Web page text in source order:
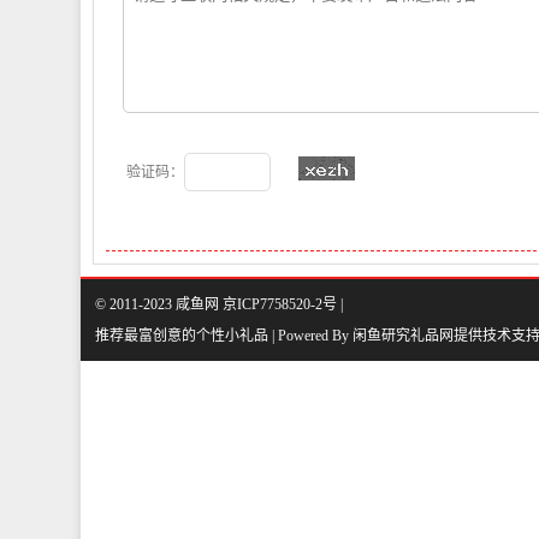
验证码：
© 2011-2023 咸鱼网 京ICP7758520-2号 |
推荐最富创意的个性小礼品 | Powered By 闲鱼研究礼品网提供技术支持